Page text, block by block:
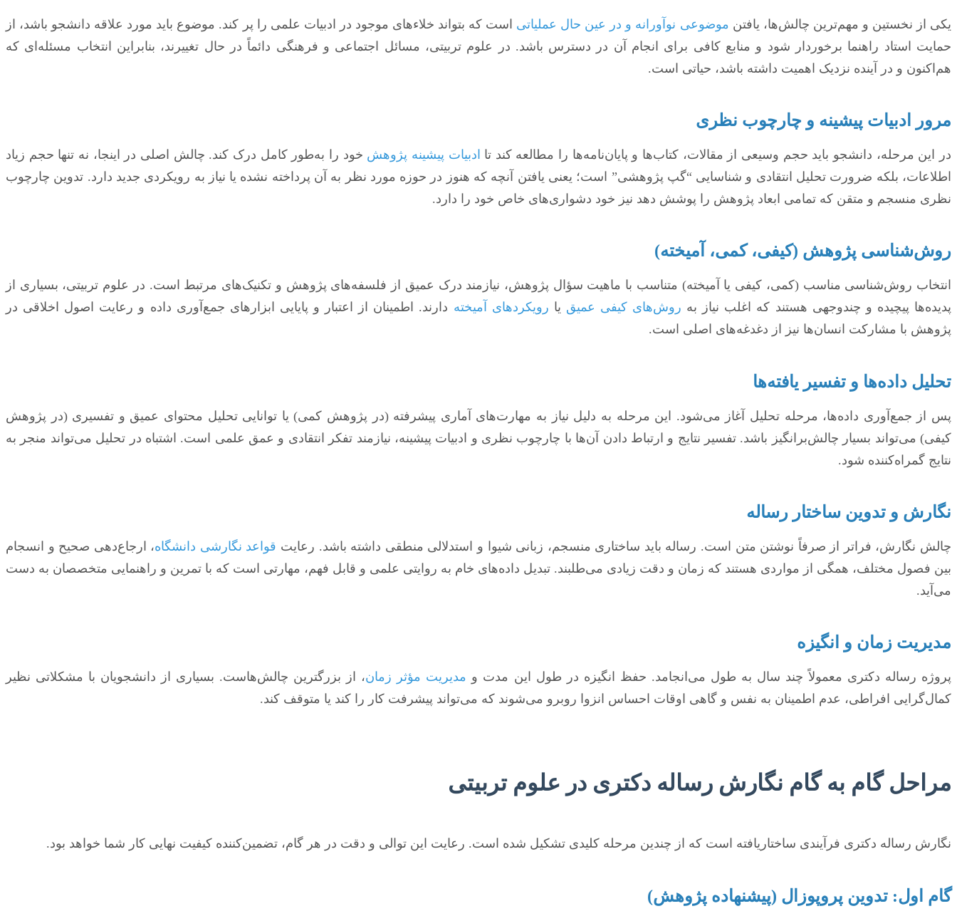
یکی از نخستین و مهم‌ترین چالش‌ها، یافتن موضوعی نوآورانه و در عین حال عملیاتی است که بتواند خلاءهای موجود در ادبیات علمی را پر کند. موضوع باید مورد علاقه دانشجو باشد، از
حمایت استاد راهنما برخوردار شود و منابع کافی برای انجام آن در دسترس باشد. در علوم تربیتی، مسائل اجتماعی و فرهنگی دائماً در حال تغییرند، بنابراین انتخاب مسئله‌ای که
هم‌اکنون و در آینده نزدیک اهمیت داشته باشد، حیاتی است.
مرور ادبیات پیشینه و چارچوب نظری
در این مرحله، دانشجو باید حجم وسیعی از مقالات، کتاب‌ها و پایان‌نامه‌ها را مطالعه کند تا ادبیات پیشینه پژوهش خود را به‌طور کامل درک کند. چالش اصلی در اینجا، نه تنها حجم زیاد
اطلاعات، بلکه ضرورت تحلیل انتقادی و شناسایی “گپ پژوهشی” است؛ یعنی یافتن آنچه که هنوز در حوزه مورد نظر به آن پرداخته نشده یا نیاز به رویکردی جدید دارد. تدوین چارچوب
نظری منسجم و متقن که تمامی ابعاد پژوهش را پوشش دهد نیز خود دشواری‌های خاص خود را دارد.
روش‌شناسی پژوهش (کیفی، کمی، آمیخته)
انتخاب روش‌شناسی مناسب (کمی، کیفی یا آمیخته) متناسب با ماهیت سؤال پژوهش، نیازمند درک عمیق از فلسفه‌های پژوهش و تکنیک‌های مرتبط است. در علوم تربیتی، بسیاری از
پدیده‌ها پیچیده و چندوجهی هستند که اغلب نیاز به روش‌های کیفی عمیق یا رویکردهای آمیخته دارند. اطمینان از اعتبار و پایایی ابزارهای جمع‌آوری داده و رعایت اصول اخلاقی در
پژوهش با مشارکت انسان‌ها نیز از دغدغه‌های اصلی است.
تحلیل داده‌ها و تفسیر یافته‌ها
پس از جمع‌آوری داده‌ها، مرحله تحلیل آغاز می‌شود. این مرحله به دلیل نیاز به مهارت‌های آماری پیشرفته (در پژوهش کمی) یا توانایی تحلیل محتوای عمیق و تفسیری (در پژوهش
کیفی) می‌تواند بسیار چالش‌برانگیز باشد. تفسیر نتایج و ارتباط دادن آن‌ها با چارچوب نظری و ادبیات پیشینه، نیازمند تفکر انتقادی و عمق علمی است. اشتباه در تحلیل می‌تواند منجر به
نتایج گمراه‌کننده شود.
نگارش و تدوین ساختار رساله
چالش نگارش، فراتر از صرفاً نوشتن متن است. رساله باید ساختاری منسجم، زبانی شیوا و استدلالی منطقی داشته باشد. رعایت قواعد نگارشی دانشگاه، ارجاع‌دهی صحیح و انسجام
بین فصول مختلف، همگی از مواردی هستند که زمان و دقت زیادی می‌طلبند. تبدیل داده‌های خام به روایتی علمی و قابل فهم، مهارتی است که با تمرین و راهنمایی متخصصان به دست
می‌آید.
مدیریت زمان و انگیزه
پروژه رساله دکتری معمولاً چند سال به طول می‌انجامد. حفظ انگیزه در طول این مدت و مدیریت مؤثر زمان، از بزرگترین چالش‌هاست. بسیاری از دانشجویان با مشکلاتی نظیر
کمال‌گرایی افراطی، عدم اطمینان به نفس و گاهی اوقات احساس انزوا روبرو می‌شوند که می‌تواند پیشرفت کار را کند یا متوقف کند.
مراحل گام به گام نگارش رساله دکتری در علوم تربیتی
نگارش رساله دکتری فرآیندی ساختاریافته است که از چندین مرحله کلیدی تشکیل شده است. رعایت این توالی و دقت در هر گام، تضمین‌کننده کیفیت نهایی کار شما خواهد بود.
گام اول: تدوین پروپوزال (پیشنهاده پژوهش)